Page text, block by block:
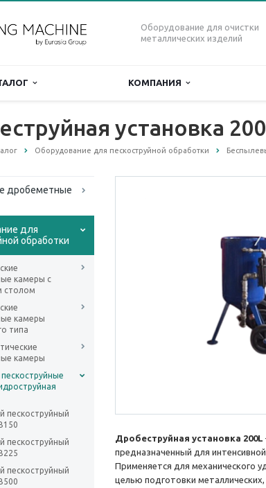
Оборудование для очистки
металлических изделий
КОМПАНИЯ
установка
Оборудование для пескоструйной обработки
дробеметные
для
обработки
камеры с
столом
камеры
типа
камеры
пескоструйный
пескоструйный
пескоструйный
Дробеструйная установка 200L
предназначенный для
Применяется для механического
целью подготовки